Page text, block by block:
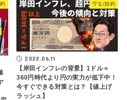
守る/節約
2022.06.11
【岸田インフレの背景】1ドル＝
360円時代より円の実力が低下中！
今すぐできる対策とは？【値上げ
ラッシュ】